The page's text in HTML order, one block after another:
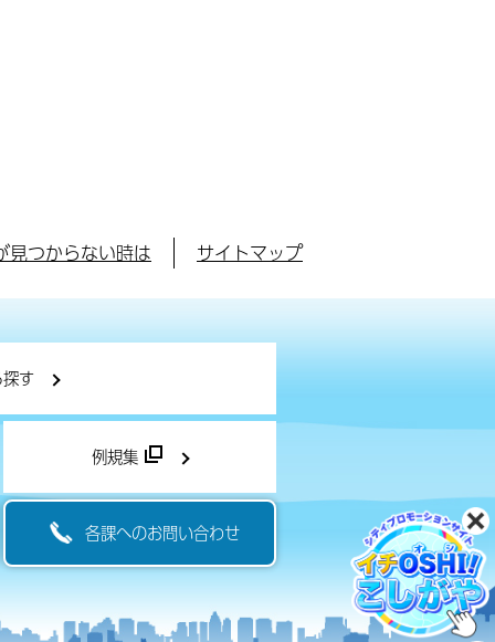
見つからない時は サイトマップ
す
例規集
各課へのお問い合わせ